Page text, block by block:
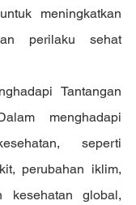
meningkatkan
perilaku sehat
Tantangan
menghadapi
seperti
perubahan iklim,
kesehatan global,